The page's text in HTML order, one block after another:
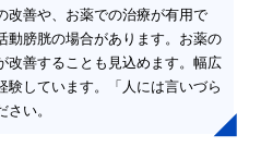
改善や、お薬での治療が有用で
動膀胱の場合があります。お薬の
改善することも見込めます。幅広
験しています。「人には言いづら
い。